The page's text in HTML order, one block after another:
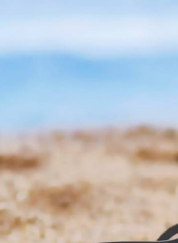
SALE
-10%